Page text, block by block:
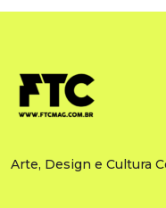
Arte, Design e Cultura